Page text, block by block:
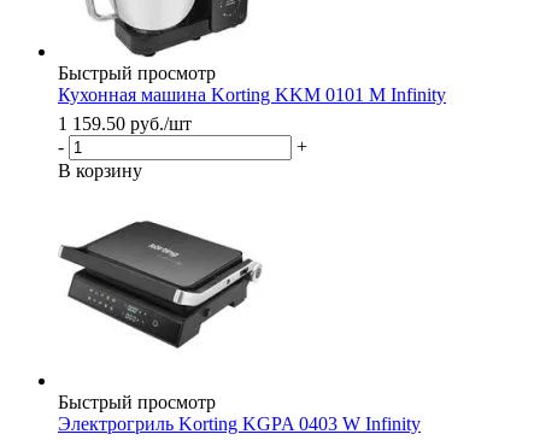
Быстрый просмотр
Кухонная машина Korting KKM 0101 M Infinity
1 159.50 руб./шт
-
+
В корзину
Быстрый просмотр
Электрогриль Korting KGPA 0403 W Infinity